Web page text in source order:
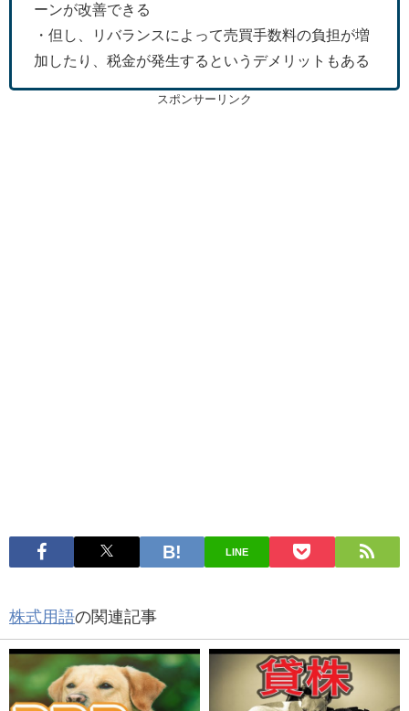
ーンが改善できる
・但し、リバランスによって売買手数料の負担が増
加したり、税金が発生するというデメリットもある
スポンサーリンク
LINE
株式用語の関連記事